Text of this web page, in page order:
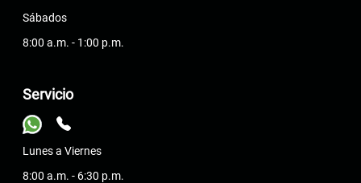
Sábados
8:00 a.m. - 1:00 p.m.
Servicio
Lunes a Viernes
8:00 a.m. - 6:30 p.m.